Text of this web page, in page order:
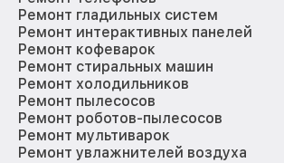
Ремонт гладильных систем
Ремонт интерактивных панелей
Ремонт кофеварок
Ремонт стиральных машин
Ремонт холодильников
Ремонт пылесосов
Ремонт роботов-пылесосов
Ремонт мультиварок
Ремонт увлажнителей воздуха